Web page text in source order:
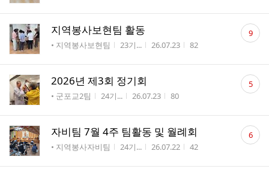
지역봉사보현팀 활동
게시판명
• 지역봉사보현팀 작성자
23기... 작성시간
26.07.23 조회수
82
댓
글 9
2026년 제3회 정기회
게시판명
• 군포교2팀 작성자
24기... 작성시간
26.07.23 조회수
80
댓
글 5
자비팀 7월 4주 팀활동 및 월례회
게시판명
• 지역봉사자비팀 작성자
24기... 작성시간
26.07.22 조회수
42
댓
글 6